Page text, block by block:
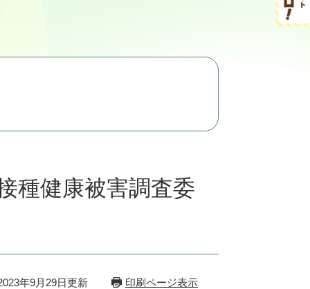
種健康被害調査委
年9月29日更新 印刷ページ表示